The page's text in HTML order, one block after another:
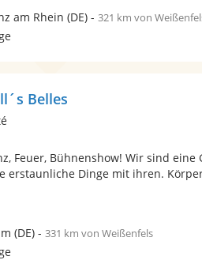
am Rhein (DE)- 321 km von
Belles
Feuer, Bühnenshow! Wir sind eine
erstaunliche Dinge mit ihren.
(DE)- 331 km von Weißenfels